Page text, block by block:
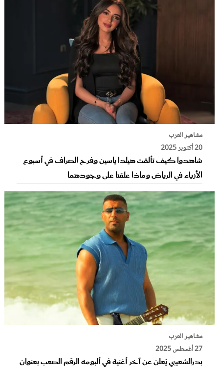
مشاهير العرب
20 أكتوبر 2025
شاهدوا كيف تألقت هيلدا ياسين وفرح الصراف في أسبوع
الأزياء في الرياض وماذا علقتا على وجودهما
مشاهير العرب
27 أغسطس 2025
بدرالشعيبي يُعلن عن آخر أغنية في ألبومه الرقم الصعب بعنوان